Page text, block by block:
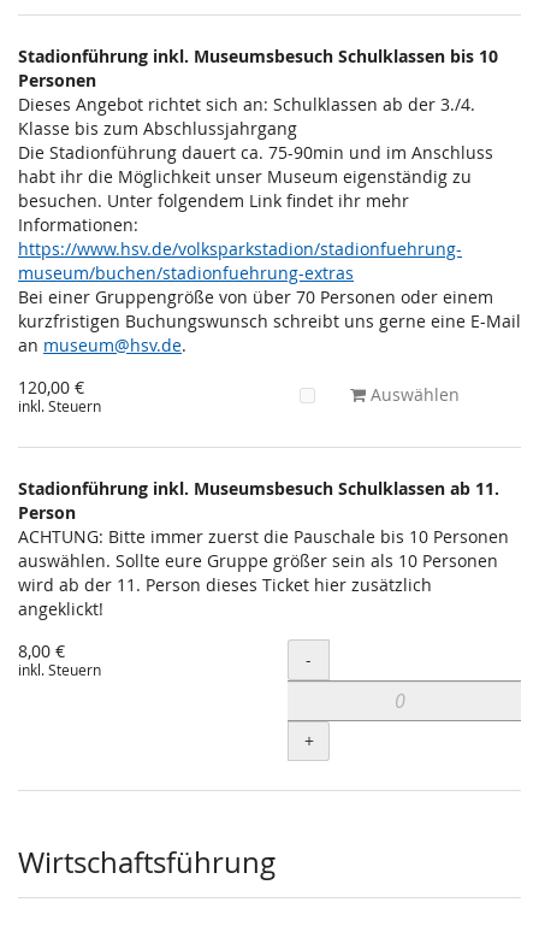
Stadionführung inkl. Museumsbesuch Schulklassen bis 10
Personen
Dieses Angebot richtet sich an: Schulklassen ab der 3./4.
Klasse bis zum Abschlussjahrgang
Die Stadionführung dauert ca. 75-90min und im Anschluss
habt ihr die Möglichkeit unser Museum eigenständig zu
besuchen. Unter folgendem Link findet ihr mehr
Informationen:
https://www.hsv.de/volksparkstadion/stadionfuehrung-
museum/buchen/stadionfuehrung-extras
Bei einer Gruppengröße von über 70 Personen oder einem
kurzfristigen Buchungswunsch schreibt uns gerne eine E-Mail
an museum@hsv.de.
120,00 €
inkl. Steuern Auswählen
Stadionführung inkl. Museumsbesuch Schulklassen ab 11.
Person
ACHTUNG: Bitte immer zuerst die Pauschale bis 10 Personen
auswählen. Sollte eure Gruppe größer sein als 10 Personen
wird ab der 11. Person dieses Ticket hier zusätzlich
angeklickt!
8,00 €
inkl. Steuern Menge
-
+
Wirtschaftsführung